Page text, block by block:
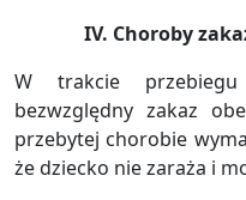
IV. Choroby
W trakcie
bezwzględny zakaz
przebytej chorobie
że dziecko nie zaraża i